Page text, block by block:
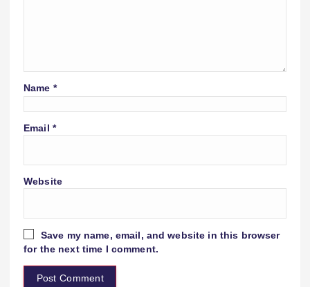
Name *
Email *
Website
Save my name, email, and website in this browser
for the next time I comment.